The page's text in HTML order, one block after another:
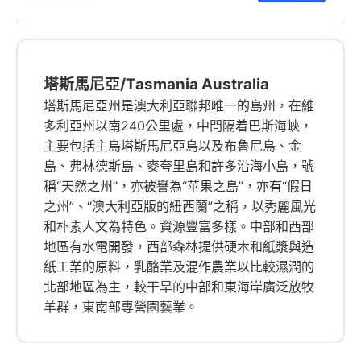
塔斯馬尼亞/Tasmania Australia
塔斯馬尼亞州是澳大利亞聯邦唯一的島州，在維
多利亞州以南240公里處，中間隔着巴斯海峽，
主要包括主島塔斯馬尼亞島以及布魯尼島、金
島、弗林德斯島、麥夸里島和許多沿海小島，號
稱“天然之州”，亦被譽為“苹果之島”，亦有“假日
之州”、“澳大利亞版的紐西蘭”之稱，以秀麗風光
和朴素人文為特色。資源豐富多樣。中部和西部
地區有水電開發，西部森林提供硬木和紙漿與造
紙工業的原料，乳酪業及混作農業以比較濕潤的
北部地區為主，較干旱的中部和東海岸廣泛放牧
羊群，東南部專營園藝業。